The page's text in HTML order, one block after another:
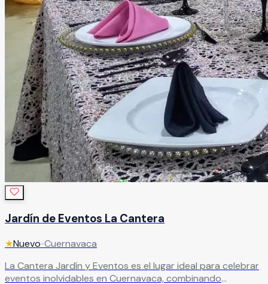
Jardín de Eventos La Cantera
★Nuevo•Cuernavaca
La Cantera Jardín y Eventos es el lugar ideal para celebrar
eventos inolvidables en Cuernavaca, combinando